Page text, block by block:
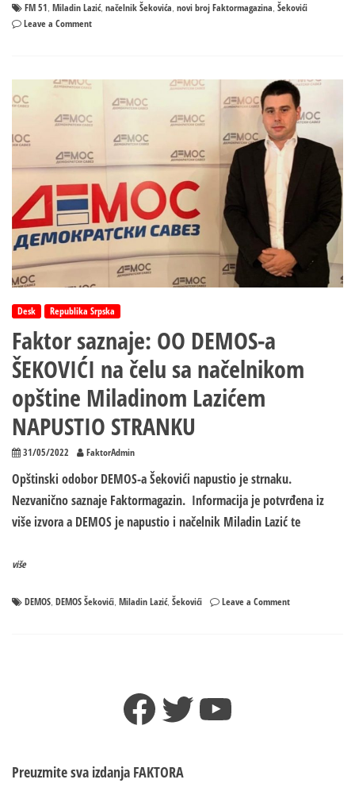
FM 51, Miladin Lazić, načelnik Šekovića, novi broj Faktormagazina, Šekovići
Leave a Commenton
bankomat?!
Desk Republika Srpska
Faktor saznaje: OO DEMOS-a
ŠEKOVIĆI na čelu sa načelnikom
opštine Miladinom Lazićem
NAPUSTIO STRANKU
31/05/2022 FaktorAdmin
Opštinski odobor DEMOS-a Šekovići napustio je strnaku.
Nezvanično saznaje Faktormagazin. Informacija je potvrđena iz
više izvora a DEMOS je napustio i načelnik Miladin Lazić te
više
DEMOS DEMOS Šekovići Miladin Lazić, Šekovići Leave a Commenton
Facebook
TwitterYouTube
Preuzmite sva izdanja FAKTORA